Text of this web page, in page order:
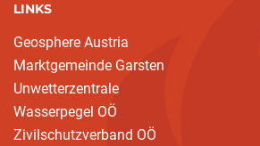
LINKS
Geosphere Austria
Marktgemeinde Garsten
Unwetterzentrale
Wasserpegel OÖ
Zivilschutzverband OÖ